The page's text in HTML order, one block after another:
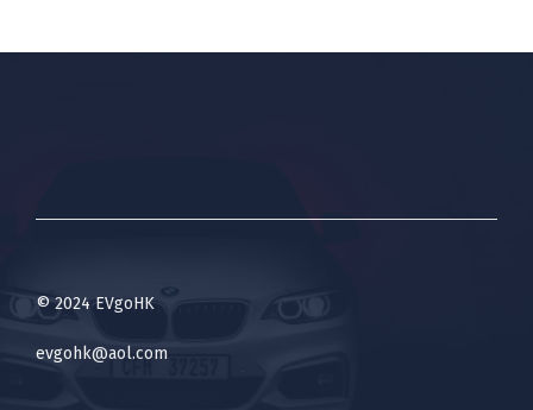
© 2024 EVgoHK
evgohk@aol.com